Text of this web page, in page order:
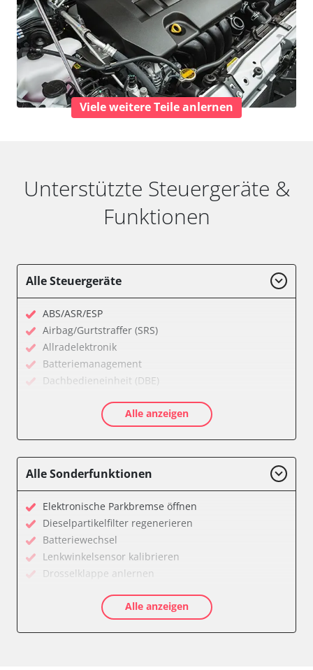
Viele weitere Teile anlernen
Unterstützte Steuergeräte &
Funktionen
Alle Steuergeräte
ABS/ASR/ESP
Airbag/Gurtstraffer (SRS)
Allradelektronik
Batteriemanagement
Dachbedieneinheit (DBE)
Feststellbremse (EPB / SBC)
Getriebesteuerung
Kombiinstrument
Motorsteuerung (EMS)
Reifendruckkontrolle (RDK)
Servolenkung
Sitzpositionsspeicher Fahrer
Start Authentifikation
Zentralelektronik
Zentralverriegelung
Alle anzeigen
Alle Sonderfunktionen
Elektronische Parkbremse öffnen
Dieselpartikelfilter regenerieren
Batteriewechsel
Lenkwinkelsensor kalibrieren
Drosselklappe anlernen
Luftmassenmesser anlernen
Elektronische Parkbremse kalibrieren
Alle anzeigen